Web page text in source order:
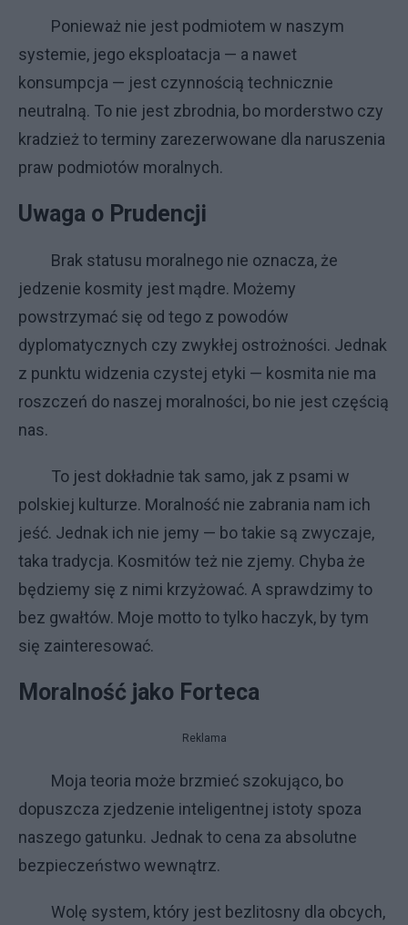
Ponieważ nie jest podmiotem w naszym
systemie, jego eksploatacja — a nawet
konsumpcja — jest czynnością technicznie
neutralną. To nie jest zbrodnia, bo morderstwo czy
kradzież to terminy zarezerwowane dla naruszenia
praw podmiotów moralnych.
Uwaga o Prudencji
Brak statusu moralnego nie oznacza, że
jedzenie kosmity jest mądre. Możemy
powstrzymać się od tego z powodów
dyplomatycznych czy zwykłej ostrożności. Jednak
z punktu widzenia czystej etyki — kosmita nie ma
roszczeń do naszej moralności, bo nie jest częścią
nas.
To jest dokładnie tak samo, jak z psami w
polskiej kulturze. Moralność nie zabrania nam ich
jeść. Jednak ich nie jemy — bo takie są zwyczaje,
taka tradycja. Kosmitów też nie zjemy. Chyba że
będziemy się z nimi krzyżować. A sprawdzimy to
bez gwałtów. Moje motto to tylko haczyk, by tym
się zainteresować.
Moralność jako Forteca
Reklama
Moja teoria może brzmieć szokująco, bo
dopuszcza zjedzenie inteligentnej istoty spoza
naszego gatunku. Jednak to cena za absolutne
bezpieczeństwo wewnątrz.
Wolę system, który jest bezlitosny dla obcych,